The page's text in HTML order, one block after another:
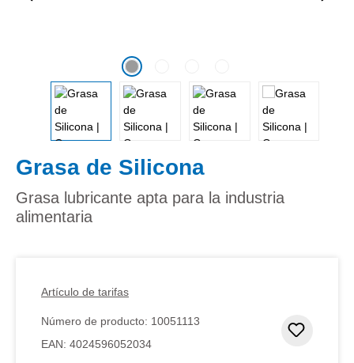
Grasa de Silicona
Grasa lubricante apta para la industria
alimentaria
Artículo de tarifas
Número de producto: 10051113
EAN: 4024596052034